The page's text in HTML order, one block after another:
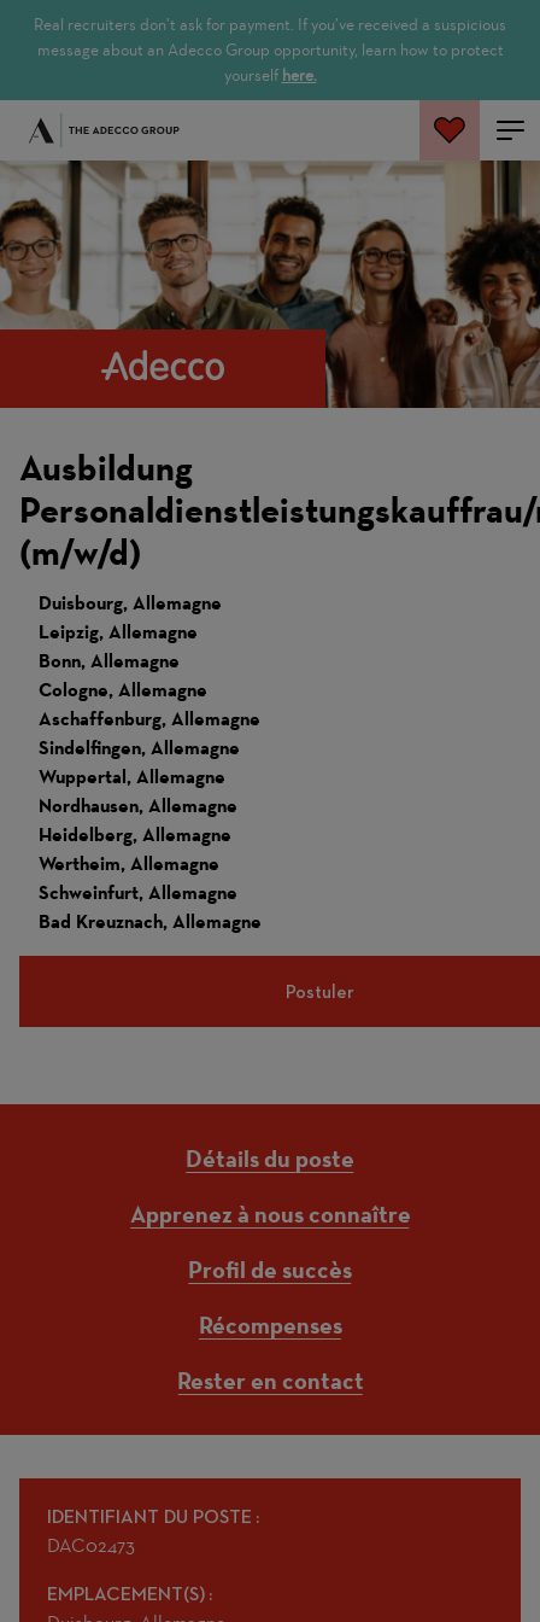
Real recruiters don’t ask for payment. If you’ve received a suspicious
message about an Adecco Group opportunity, learn how to protect
yourself here.
Rechercher
Ausbildung
(m/w/d)
Duisbourg, Allemagne
Leipzig, Allemagne
Bonn, Allemagne
Cologne, Allemagne
Aschaffenburg, Allemagne
Sindelfingen, Allemagne
Wuppertal, Allemagne
Nordhausen, Allemagne
Heidelberg, Allemagne
Wertheim, Allemagne
Schweinfurt, Allemagne
Bad Kreuznach, Allemagne
Postuler
Détails du poste
Apprenez à nous connaître
Profil de succès
Récompenses
Rester en contact
IDENTIFIANT DU POSTE
DAC02473
EMPLACEMENT(S)